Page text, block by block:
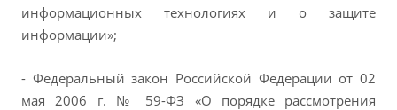
информационных технологиях и о защите
информации»;
- Федеральный закон Российской Федерации от 02
мая 2006 г. № 59-ФЗ «О порядке рассмотрения